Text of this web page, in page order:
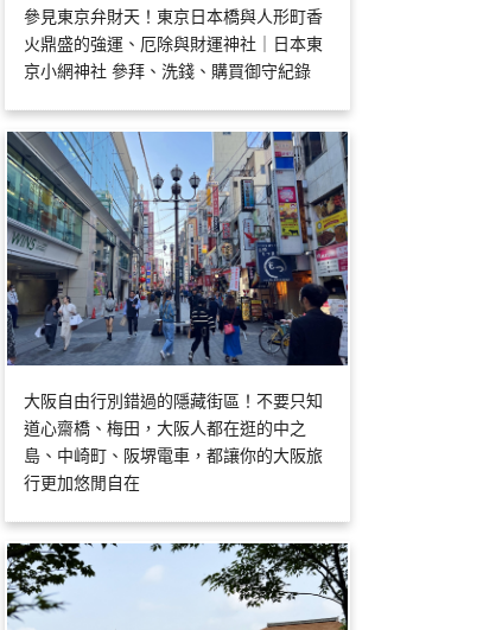
參見東京弁財天！東京日本橋與人形町香
火鼎盛的強運、厄除與財運神社｜日本東
京小網神社 參拜、洗錢、購買御守紀錄
大阪自由行別錯過的隱藏街區！不要只知
道心齋橋、梅田，大阪人都在逛的中之
島、中崎町、阪堺電車，都讓你的大阪旅
行更加悠閒自在